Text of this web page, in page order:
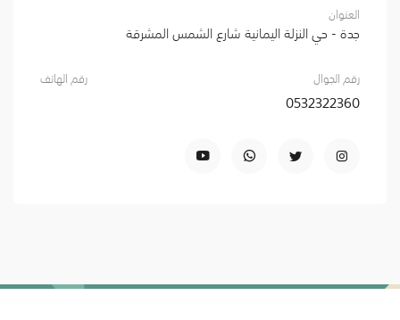
العنوان
جدة - حي النزلة اليمانية شارع الشمس المشرقة
رقم الجوال
0532322360
رقم الهاتف